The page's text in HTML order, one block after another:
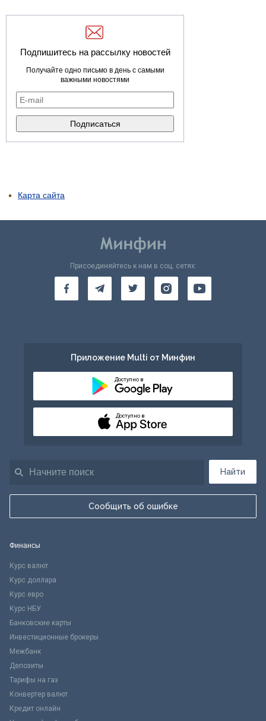
Подпишитесь на рассылку новостей
Получайте одно письмо в день с самыми
важными новостями
Карта сайта
Найти
Сообщить об ошибке
Присоединяйтесь к нам в соц. сетях:
Приложение Multi от Минфин
Доступно в
Доступно в
Финансы
Курс валют
Курс доллара
Курс евро
Курс НБУ
Банковские карты
Инвестиционные брокеры
Межбанк
Депозиты
Тарифы на газ
Конвертер валют
Кредит онлайн